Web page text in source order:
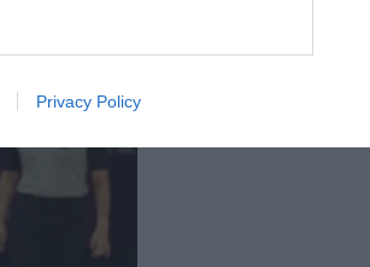
Privacy Policy